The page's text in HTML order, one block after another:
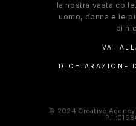
la nostra vasta
uomo, donna e le
di
VAI
DICHIARAZIONE
© 2024 Creative Agency